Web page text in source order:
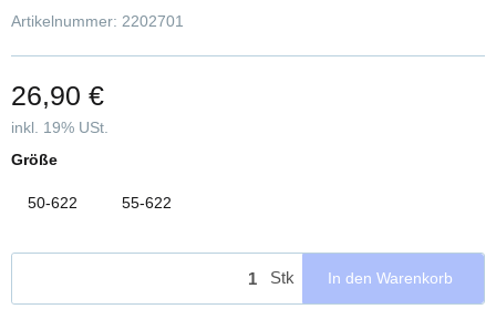
Artikelnummer: 2202701
26,90 €
inkl. 19% USt.
Größe
50-622 55-622
Stk In den Warenkorb